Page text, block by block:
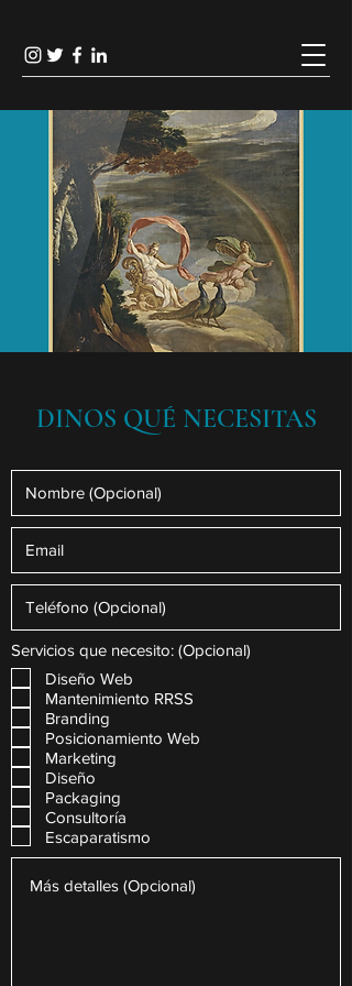
DINOS QUÉ NECESITAS
Servicios que necesito: (Opcional)
Diseño Web
Mantenimiento RRSS
Branding
Posicionamiento Web
Marketing
Diseño
Packaging
Consultoría
Escaparatismo